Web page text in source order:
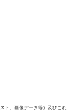
ト、画像データ等）及びこれ